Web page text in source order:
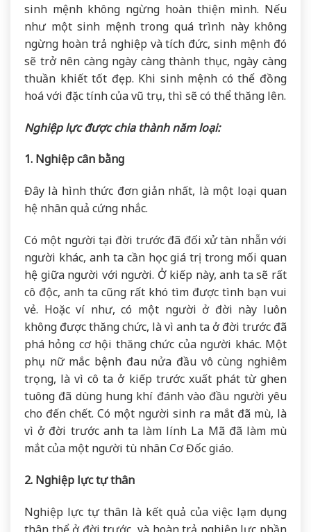
sinh mệnh không ngừng hoàn thiện mình. Nếu
như một sinh mệnh trong quá trình này không
ngừng hoàn trả nghiệp và tích đức, sinh mệnh đó
sẽ trở nên càng ngày càng thành thục, ngày càng
thuần khiết tốt đẹp. Khi sinh mệnh có thể đồng
hoá với đặc tính của vũ trụ, thì sẽ có thể thăng lên.
Nghiệp lực được chia thành năm loại:
1. Nghiệp cân bằng
Đây là hình thức đơn giản nhất, là một loại quan
hệ nhân quả cứng nhắc.
Có một người tại đời trước đã đối xử tàn nhẫn với
người khác, anh ta cần học giá trị trong mối quan
hệ giữa người với người. Ở kiếp này, anh ta sẽ rất
cô độc, anh ta cũng rất khó tìm được tình bạn vui
vẻ. Hoặc ví như, có một người ở đời này luôn
không được thăng chức, là vì anh ta ở đời trước đã
phá hỏng cơ hội thăng chức của người khác. Một
phụ nữ mắc bệnh đau nửa đầu vô cùng nghiêm
trọng, là vì cô ta ở kiếp trước xuất phát từ ghen
tuông đã dùng hung khí đánh vào đầu người yêu
cho đến chết. Có một người sinh ra mắt đã mù, là
vì ở đời trước anh ta làm lính La Mã đã làm mù
mắt của một người tù nhân Cơ Đốc giáo.
2. Nghiệp lực tự thân
Nghiệp lực tự thân là kết quả của việc lạm dụng
thân thể ở đời trước, và hoàn trả nghiệp lực phần